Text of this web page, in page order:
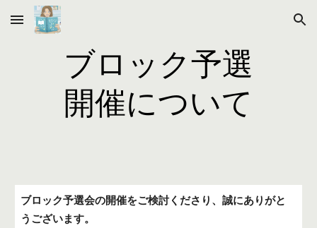
Skip to main content Skip to navigation
ブロック予選
開催について
ブロック予選会の開催をご検討くださり、誠にありがと
うございます。